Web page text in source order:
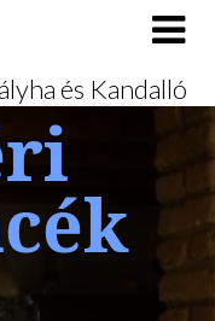
és Kandalló